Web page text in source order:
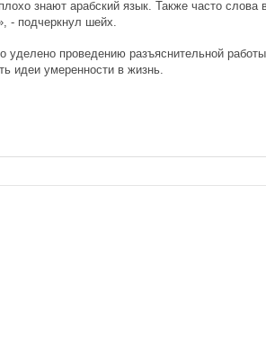
знают арабский язык. Также часто слова
- подчеркнул шейх.
проведению разъяснительной
идеи умеренности в жизнь.